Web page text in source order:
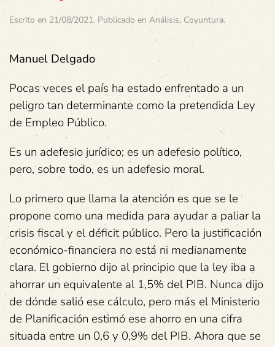
Escrito en 21/08/2021. Publicado en Análisis, Coyuntura.
Manuel Delgado
Pocas veces el país ha estado enfrentado a un
peligro tan determinante como la pretendida Ley
de Empleo Público.
Es un adefesio jurídico; es un adefesio político,
pero, sobre todo, es un adefesio moral.
Lo primero que llama la atención es que se le
propone como una medida para ayudar a paliar la
crisis fiscal y el déficit público. Pero la justificación
económico-financiera no está ni medianamente
clara. El gobierno dijo al principio que la ley iba a
ahorrar un equivalente al 1,5% del PIB. Nunca dijo
de dónde salió ese cálculo, pero más el Ministerio
de Planificación estimó ese ahorro en una cifra
situada entre un 0,6 y 0,9% del PIB. Ahora que se